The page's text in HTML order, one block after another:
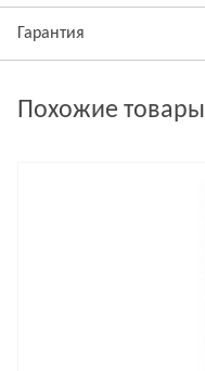
Гарантия
Похожие товары